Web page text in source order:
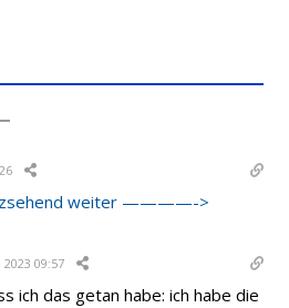
weiter ————->
09:57
ich das getan habe: ich habe die